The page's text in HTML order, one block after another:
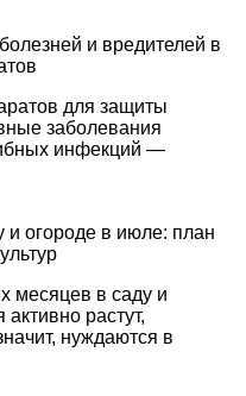
и вредителей в
для защиты
заболевания
инфекций —
и огороде в июле: план
месяцев в саду и
растут,
нуждаются в